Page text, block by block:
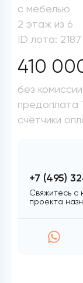
с мебелью
2 этаж из 6
ID лота: 2187
410
без
предоплата
счётчики
+7 (495)
Свяжитесь с
проекта